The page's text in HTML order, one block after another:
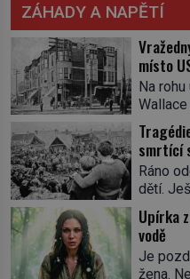
ZÁHADY A NAPĚTÍ
místo
Na
nápis
místní
sklepa.
vrah H.
v
přijíždí
smrtící
Ráno
dětí.
zná,
cosi
Upírka
vodě
Je
žena.